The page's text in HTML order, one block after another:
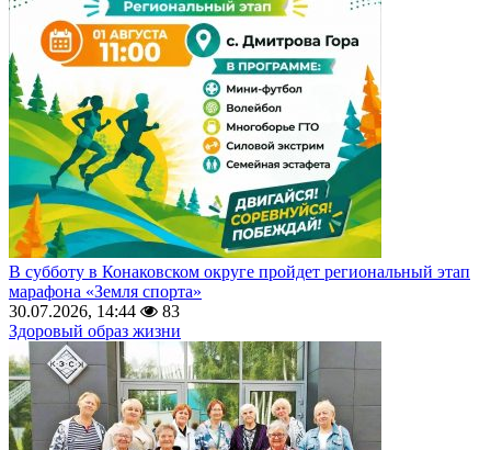
В субботу в Конаковском округе пройдет региональный этап
марафона «Земля спорта»
30.07.2026, 14:44
83
Здоровый образ жизни